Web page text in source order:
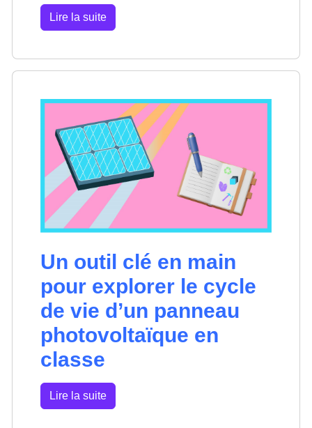
Lire la suite
Un outil clé en main
pour explorer le cycle
de vie d’un panneau
photovoltaïque en
classe
Lire la suite